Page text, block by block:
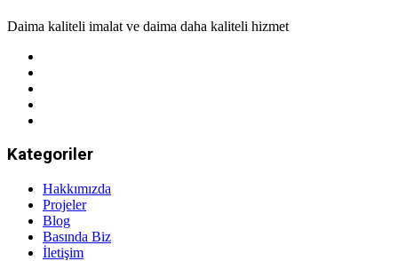
Daima kaliteli imalat ve daima daha kaliteli hizmet
Kategoriler
Hakkımızda
Projeler
Blog
Basında Biz
İletişim